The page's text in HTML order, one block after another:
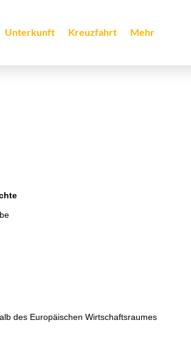
Unterkunft Kreuzfahrt Mehr
des Europäischen Wirtschaftsraumes